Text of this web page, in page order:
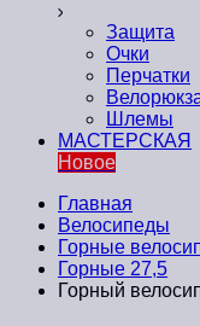
Защита
Очки
Перчатки
Шлемы
МАСТЕРСКАЯ
Новое
Главная
Велосипеды
Горные
Горные 27,5
Горный